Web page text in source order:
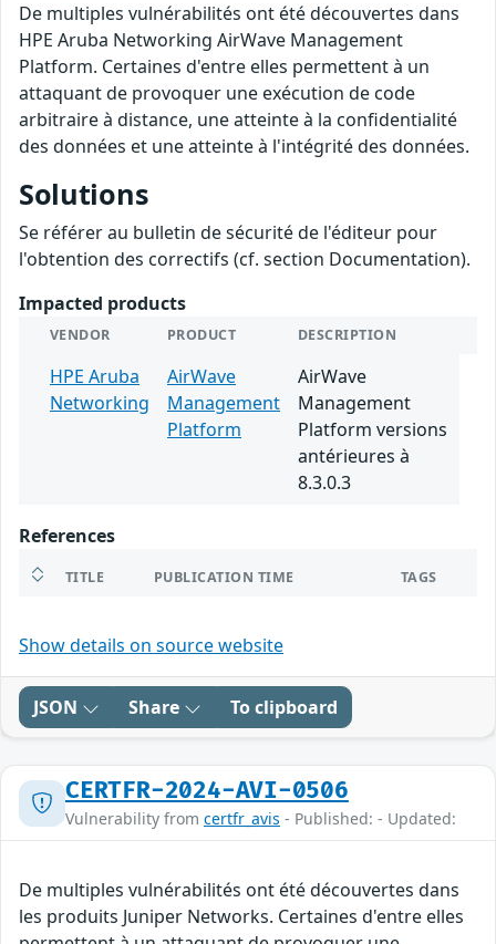
De multiples vulnérabilités ont été découvertes dans
HPE Aruba Networking AirWave Management
Platform. Certaines d'entre elles permettent à un
attaquant de provoquer une exécution de code
arbitraire à distance, une atteinte à la confidentialité
des données et une atteinte à l'intégrité des données.
Solutions
Se référer au bulletin de sécurité de l'éditeur pour
l'obtention des correctifs (cf. section Documentation).
Impacted products
VENDOR PRODUCT DESCRIPTION
HPE Aruba
Networking
AirWave
Management
Platform
AirWave
Management
Platform versions
antérieures à
8.3.0.3
References
TITLE PUBLICATION TIME TAGS
Show details on source website
JSON Share To clipboard
CERTFR-2024-AVI-0506
Vulnerability from certfr_avis - Published: - Updated:
De multiples vulnérabilités ont été découvertes dans
les produits Juniper Networks. Certaines d'entre elles